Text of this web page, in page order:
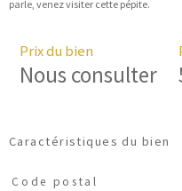
Prix du bien
Nous consulter
Caractéristiques du bien
Caractéristiques
Code postal